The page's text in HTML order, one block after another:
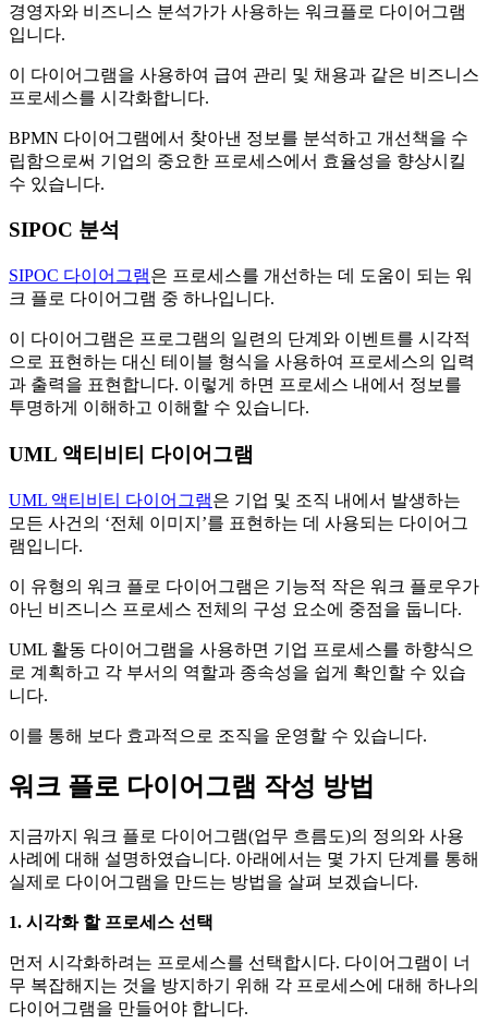
경영자와 비즈니스 분석가가 사용하는 워크플로 다이어그램
입니다.
이 다이어그램을 사용하여 급여 관리 및 채용과 같은 비즈니스
프로세스를 시각화합니다.
BPMN 다이어그램에서 찾아낸 정보를 분석하고 개선책을 수
립함으로써 기업의 중요한 프로세스에서 효율성을 향상시킬
수 있습니다.
SIPOC 분석
SIPOC 다이어그램은 프로세스를 개선하는 데 도움이 되는 워
크 플로 다이어그램 중 하나입니다.
이 다이어그램은 프로그램의 일련의 단계와 이벤트를 시각적
으로 표현하는 대신 테이블 형식을 사용하여 프로세스의 입력
과 출력을 표현합니다. 이렇게 하면 프로세스 내에서 정보를
투명하게 이해하고 이해할 수 있습니다.
UML 액티비티 다이어그램
UML 액티비티 다이어그램은 기업 및 조직 내에서 발생하는
모든 사건의 ‘전체 이미지’를 표현하는 데 사용되는 다이어그
램입니다.
이 유형의 워크 플로 다이어그램은 기능적 작은 워크 플로우가
아닌 비즈니스 프로세스 전체의 구성 요소에 중점을 둡니다.
UML 활동 다이어그램을 사용하면 기업 프로세스를 하향식으
로 계획하고 각 부서의 역할과 종속성을 쉽게 확인할 수 있습
니다.
이를 통해 보다 효과적으로 조직을 운영할 수 있습니다.
워크 플로 다이어그램 작성 방법
지금까지 워크 플로 다이어그램(업무 흐름도)의 정의와 사용
사례에 대해 설명하였습니다. 아래에서는 몇 가지 단계를 통해
실제로 다이어그램을 만드는 방법을 살펴 보겠습니다.
1. 시각화 할 프로세스 선택
먼저 시각화하려는 프로세스를 선택합시다. 다이어그램이 너
무 복잡해지는 것을 방지하기 위해 각 프로세스에 대해 하나의
다이어그램을 만들어야 합니다.